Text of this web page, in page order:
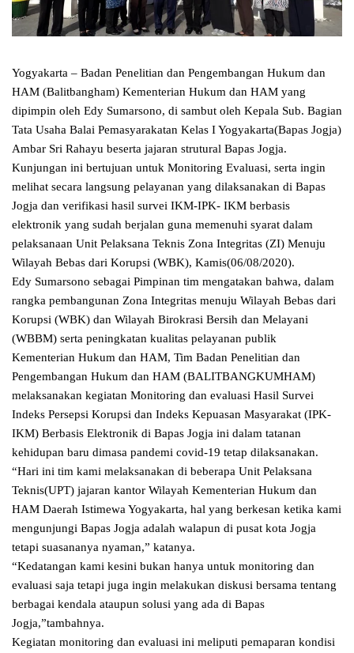
Yogyakarta – Badan Penelitian dan Pengembangan Hukum dan
HAM (Balitbangham) Kementerian Hukum dan HAM yang
dipimpin oleh Edy Sumarsono, di sambut oleh Kepala Sub. Bagian
Tata Usaha Balai Pemasyarakatan Kelas I Yogyakarta(Bapas Jogja)
Ambar Sri Rahayu beserta jajaran strutural Bapas Jogja.
Kunjungan ini bertujuan untuk Monitoring Evaluasi, serta ingin
melihat secara langsung pelayanan yang dilaksanakan di Bapas
Jogja dan verifikasi hasil survei IKM-IPK- IKM berbasis
elektronik yang sudah berjalan guna memenuhi syarat dalam
pelaksanaan Unit Pelaksana Teknis Zona Integritas (ZI) Menuju
Wilayah Bebas dari Korupsi (WBK), Kamis(06/08/2020).
Edy Sumarsono sebagai Pimpinan tim mengatakan bahwa, dalam
rangka pembangunan Zona Integritas menuju Wilayah Bebas dari
Korupsi (WBK) dan Wilayah Birokrasi Bersih dan Melayani
(WBBM) serta peningkatan kualitas pelayanan publik
Kementerian Hukum dan HAM, Tim Badan Penelitian dan
Pengembangan Hukum dan HAM (BALITBANGKUMHAM)
melaksanakan kegiatan Monitoring dan evaluasi Hasil Survei
Indeks Persepsi Korupsi dan Indeks Kepuasan Masyarakat (IPK-
IKM) Berbasis Elektronik di Bapas Jogja ini dalam tatanan
kehidupan baru dimasa pandemi covid-19 tetap dilaksanakan.
“Hari ini tim kami melaksanakan di beberapa Unit Pelaksana
Teknis(UPT) jajaran kantor Wilayah Kementerian Hukum dan
HAM Daerah Istimewa Yogyakarta, hal yang berkesan ketika kami
mengunjungi Bapas Jogja adalah walapun di pusat kota Jogja
tetapi suasananya nyaman,” katanya.
“Kedatangan kami kesini bukan hanya untuk monitoring dan
evaluasi saja tetapi juga ingin melakukan diskusi bersama tentang
berbagai kendala ataupun solusi yang ada di Bapas
Jogja,”tambahnya.
Kegiatan monitoring dan evaluasi ini meliputi pemaparan kondisi